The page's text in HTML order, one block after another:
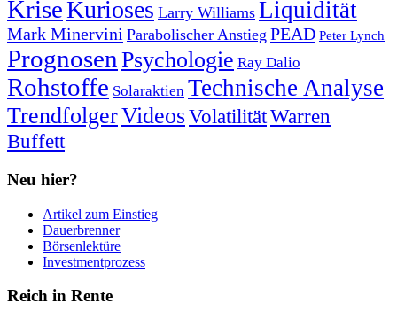
KriseKurioses Larry Williams Liquidität
Mark Minervini Parabolischer Anstieg PEAD Peter Lynch
Prognosen Psychologie Ray Dalio
Rohstoffe Solaraktien Technische Analyse
TrendfolgerVideosVolatilitätWarren
Buffett
Neu hier?
Artikel zum Einstieg
Dauerbrenner
Börsenlektüre
Investmentprozess
Reich in Rente